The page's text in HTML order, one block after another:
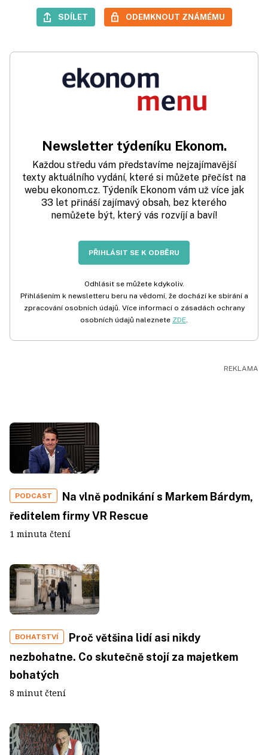
SDÍLET ODEMKNOUT ZNÁMÉMU
Newsletter týdeníku Ekonom.
Každou středu vám představíme nejzajímavější
texty aktuálního vydání, které si můžete přečíst na
webu ekonom.cz. Týdeník Ekonom vám už více jak
33 let přináší zajímavý obsah, bez kterého
nemůžete být, který vás rozvíjí a baví!
PŘIHLÁSIT SE K ODBĚRU
Odhlásit se můžete kdykoliv.
Přihlášením k newsletteru beru na vědomí, že dochází ke sbírání a
zpracování osobních údajů. Více informací o zásadách ochrany
osobních údajů naleznete ZDE.
PODCAST
Na vlně podnikání s Markem Bárdym,
ředitelem firmy VR Rescue
1 minuta čtení
BOHATSTVÍ
Proč většina lidí asi nikdy
nezbohatne. Co skutečně stojí za majetkem
bohatých
8 minut čtení